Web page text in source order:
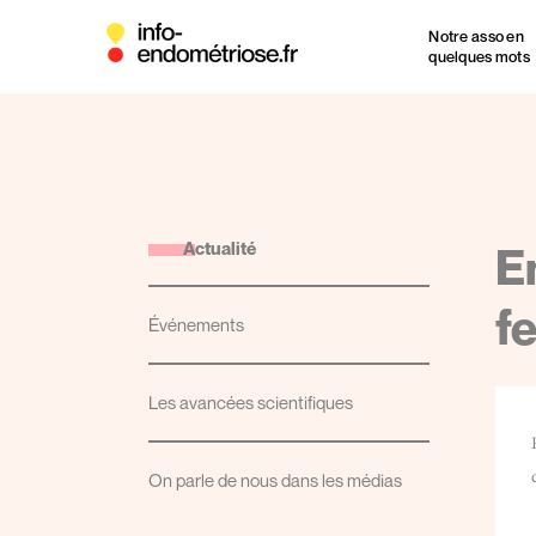
Notre asso en
quelques mots
Actualité
Événements
Les avancées scientifiques
On parle de nous dans les médias